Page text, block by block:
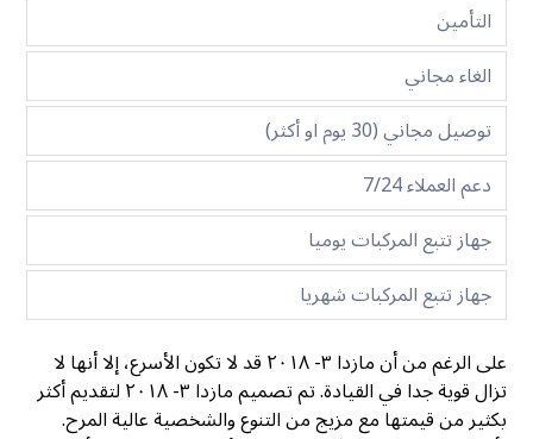
التأمين
الغاء مجاني
توصيل مجاني (30 يوم او أكثر)
دعم العملاء 7/24
جهاز تتبع المركبات يوميا
جهاز تتبع المركبات شهريا
على الرغم من أن مازدا ٣- ٢٠١٨ قد لا تكون الأسرع، إلا أنها لا
تزال قوية جدا في القيادة. تم تصميم مازدا ٣- ٢٠١٨ لتقديم أكثر
بكثير من قيمتها مع مزيج من التنوع والشخصية عالية المرح.